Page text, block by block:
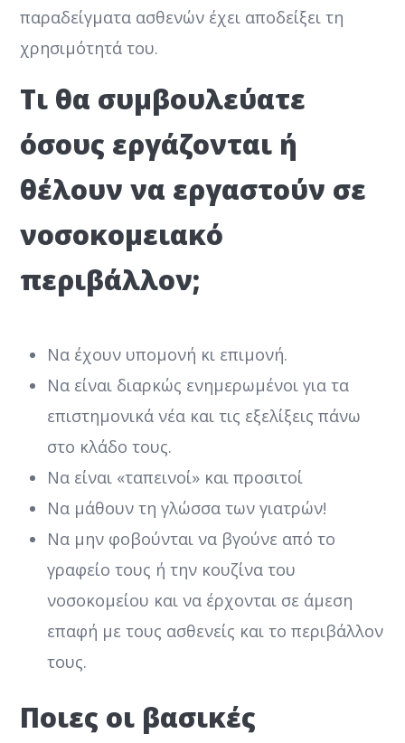
παραδείγματα ασθενών έχει αποδείξει τη
χρησιμότητά του.
Τι θα συμβουλεύατε
όσους εργάζονται ή
θέλουν να εργαστούν σε
νοσοκομειακό
περιβάλλον;
Να έχουν υπομονή κι επιμονή.
Να είναι διαρκώς ενημερωμένοι για τα
επιστημονικά νέα και τις εξελίξεις πάνω
στο κλάδο τους.
Να είναι «ταπεινοί» και προσιτοί
Να μάθουν τη γλώσσα των γιατρών!
Να μην φοβούνται να βγούνε από το
γραφείο τους ή την κουζίνα του
νοσοκομείου και να έρχονται σε άμεση
επαφή με τους ασθενείς και το περιβάλλον
τους.
Ποιες οι βασικές